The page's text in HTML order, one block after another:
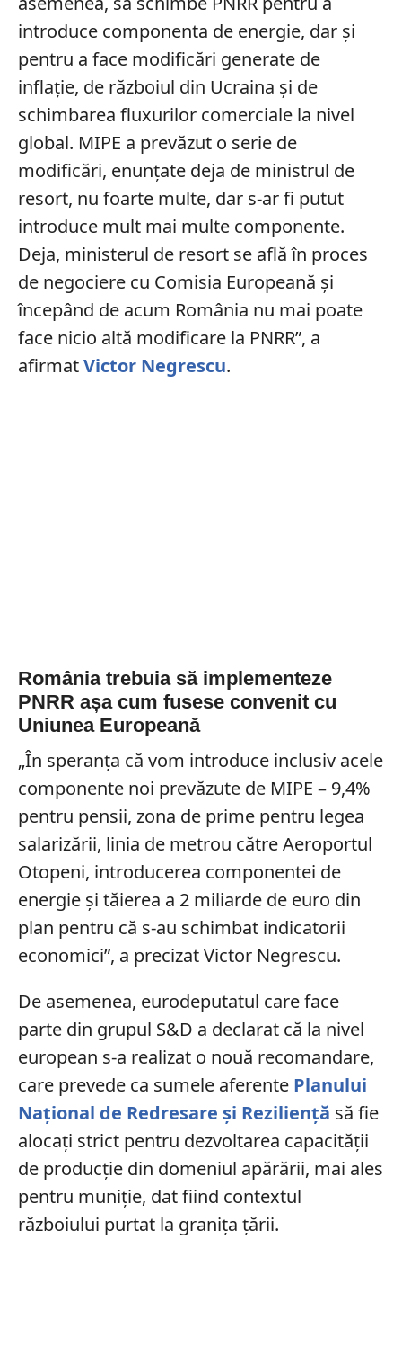
introduce componenta de energie, dar şi
pentru a face modificări generate de
inflaţie, de războiul din Ucraina şi de
schimbarea fluxurilor comerciale la nivel
global. MIPE a prevăzut o serie de
modificări, enunţate deja de ministrul de
resort, nu foarte multe, dar s-ar fi putut
introduce mult mai multe componente.
Deja, ministerul de resort se află în proces
de negociere cu Comisia Europeană şi
începând de acum România nu mai poate
face nicio altă modificare la PNRR”, a
afirmatVictor Negrescu.
România trebuia să implementeze
PNRR așa cum fusese convenit cu
Uniunea Europeană
„În speranţa că vom introduce inclusiv acele
componente noi prevăzute de MIPE – 9,4%
pentru pensii, zona de prime pentru legea
salarizării, linia de metrou către Aeroportul
Otopeni, introducerea componentei de
energie şi tăierea a 2 miliarde de euro din
plan pentru că s-au schimbat indicatorii
economici”, a precizat Victor Negrescu.
De asemenea, eurodeputatul care face
parte din grupul S&D a declarat că la nivel
european s-a realizat o nouă recomandare,
care prevede ca sumele aferente Planului
Național de Redresare și Reziliență să fie
alocați strict pentru dezvoltarea capacității
de producție din domeniul apărării, mai ales
pentru muniție, dat fiind contextul
războiului purtat la granița țării.